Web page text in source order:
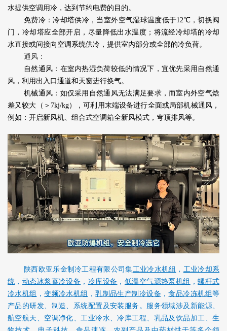
水提供空调用冷，达到节约电费的目的。
免费冷：冷却塔供冷，当室外空气湿球温度低于12℃，切换阀
门，冷却塔应全部开启，尽量降低出水温度；将流经冷却塔的冷却
水直接或间接向空调系统供冷，提供室内部分或全部的冷负荷。
通风：
自然通风：在室内热湿负荷较低的情况下，宜优先采用自然通
风，利用出入口通道和天窗进行换气。
机械通风：如仅采用自然通风无法满足要求，而室内外空气焓
差又较大（＞7kj/kg），可利用末端设备进行全面或局部机械通风，
例如：开启新风机、组合式空调箱全新风模式，穹顶排风等。
陕西欧亚乐金制冷工程有限公司集工业冷水机组 ， 工业冷却系
统 ， 动态冰浆蓄冷设备 ， 冷库设备 ， 低温空气源热泵机组 ，螺杆式
冷水机组
，变频冷水机组 ，乳制品生产制冷设备 ，食品冷冻机组等
产品的研发、制造、系统配置及安装服务。服务领域涉及新能源、
航空航天、空调净化、工业冷水、冷库工程、乳品及饮品加工、生